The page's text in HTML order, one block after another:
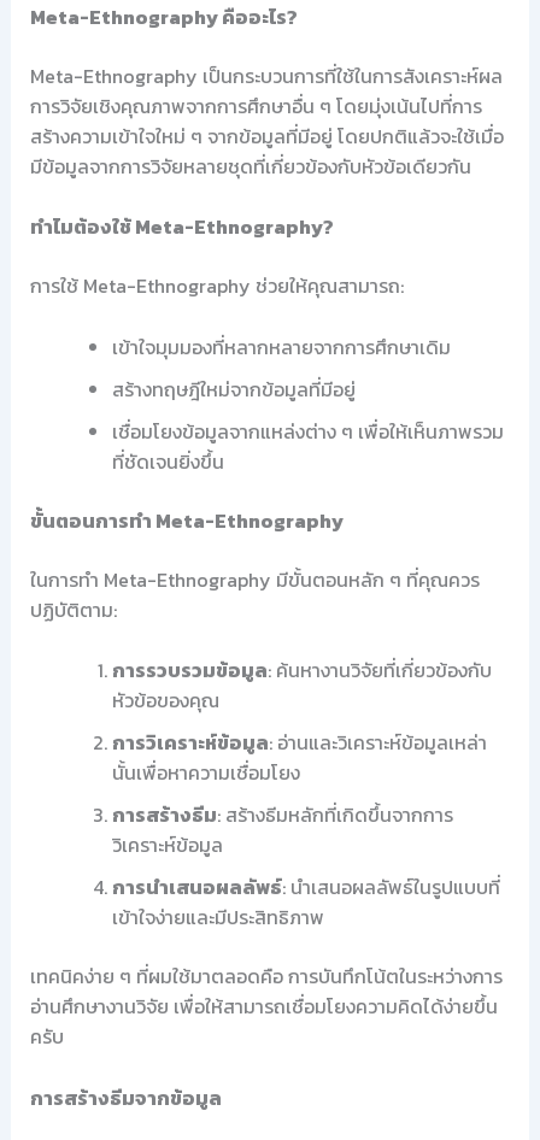
Meta-Ethnography คืออะไร?
Meta-Ethnography เป็นกระบวนการที่ใช้ในการสังเคราะห์ผล
การวิจัยเชิงคุณภาพจากการศึกษาอื่น ๆ โดยมุ่งเน้นไปที่การ
สร้างความเข้าใจใหม่ ๆ จากข้อมูลที่มีอยู่ โดยปกติแล้วจะใช้เมื่อ
มีข้อมูลจากการวิจัยหลายชุดที่เกี่ยวข้องกับหัวข้อเดียวกัน
ทำไมต้องใช้ Meta-Ethnography?
การใช้ Meta-Ethnography ช่วยให้คุณสามารถ:
เข้าใจมุมมองที่หลากหลายจากการศึกษาเดิม
สร้างทฤษฎีใหม่จากข้อมูลที่มีอยู่
เชื่อมโยงข้อมูลจากแหล่งต่าง ๆ เพื่อให้เห็นภาพรวม
ที่ชัดเจนยิ่งขึ้น
ขั้นตอนการทำ Meta-Ethnography
ในการทำ Meta-Ethnography มีขั้นตอนหลัก ๆ ที่คุณควร
ปฏิบัติตาม:
การรวบรวมข้อมูล: ค้นหางานวิจัยที่เกี่ยวข้องกับ
หัวข้อของคุณ
การวิเคราะห์ข้อมูล: อ่านและวิเคราะห์ข้อมูลเหล่า
นั้นเพื่อหาความเชื่อมโยง
การสร้างธีม: สร้างธีมหลักที่เกิดขึ้นจากการ
วิเคราะห์ข้อมูล
การนำเสนอผลลัพธ์: นำเสนอผลลัพธ์ในรูปแบบที่
เข้าใจง่ายและมีประสิทธิภาพ
เทคนิคง่าย ๆ ที่ผมใช้มาตลอดคือ การบันทึกโน้ตในระหว่างการ
อ่านศึกษางานวิจัย เพื่อให้สามารถเชื่อมโยงความคิดได้ง่ายขึ้น
ครับ
การสร้างธีมจากข้อมูล